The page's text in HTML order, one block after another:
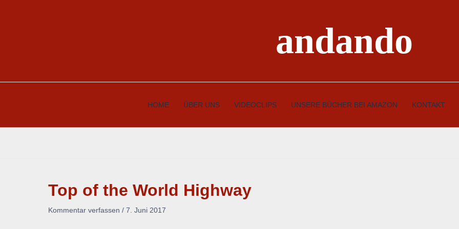
andando
HOME ÜBER UNS VIDEOCLIPS UNSERE BÜCHER BEI AMAZON KONTAKT
Top of the World Highway
Kommentar verfassen / 7. Juni 2017